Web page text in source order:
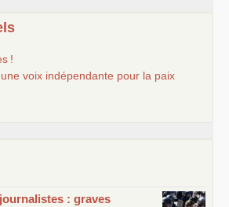
!
voix indépendante pour la paix
: graves